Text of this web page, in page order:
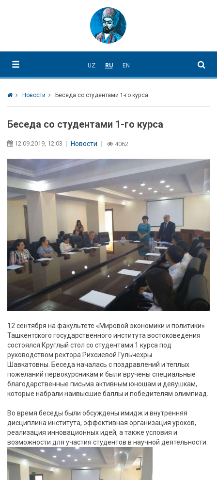
UZ RU EN
Новости Беседа со студентами 1-го курса
Беседа со студентами 1-го курса
12.09.2019, 12:03 Новости 4062
12 сентября на факультете «Мировой экономики и политики»
Ташкентского государственного института востоковедения
состоялся Круглый стол со студентами 1 курса под
руководством ректора Рихсиевой Гульчехры
Шавкатовны. Беседа началась с поздравлений и теплых
пожеланий первокурсникам и были вручены специальные
благодарственные письма активным юношам и девушкам,
которые набрали наивысшие баллы и победителям олимпиад.
Во время беседы были обсуждены имидж и внутренняя
дисциплина института, эффективная организация уроков,
реализация инновационных идей, а также условия и
возможности для участия студентов в научной деятельности.